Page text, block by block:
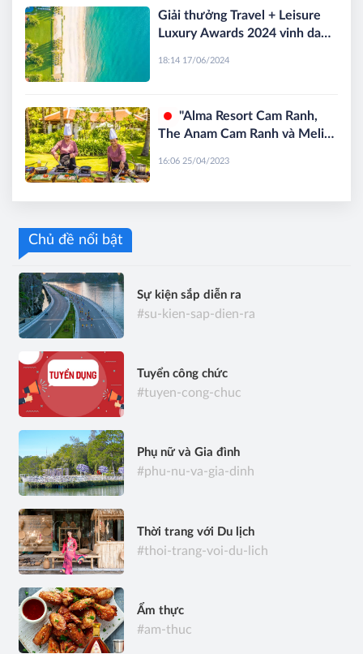
Giải thưởng Travel + Leisure
Luxury Awards 2024 vinh danh
18:14 17/06/2024
"Alma Resort Cam Ranh,
The Anam Cam Ranh và Meliá
16:06 25/04/2023
Chủ đề nổi bật
Sự kiện sắp diễn ra
#su-kien-sap-dien-ra
Tuyển công chức
#tuyen-cong-chuc
Phụ nữ và Gia đình
#phu-nu-va-gia-dinh
Thời trang với Du lịch
#thoi-trang-voi-du-lich
Ẩm thực
#am-thuc